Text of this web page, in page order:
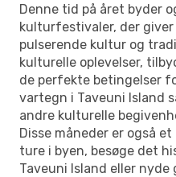
Denne tid på året byder
kulturfestivaler, der
pulserende kultur og
kulturelle oplevelser,
de perfekte betingelser
vartegn i Taveuni Island
andre kulturelle
Disse måneder er også
ture i byen, besøge det
Taveuni Island eller nyde